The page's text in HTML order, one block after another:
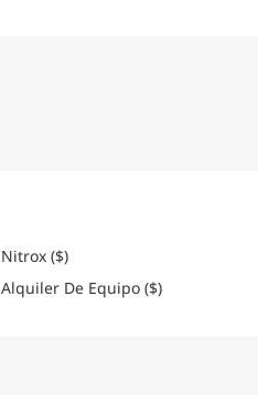
Nitrox ($)
Alquiler De Equipo ($)